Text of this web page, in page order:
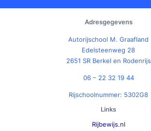
Adresgegevens
Autorijschool M. Graafland
Edelsteenweg 28
2651 SR Berkel en Rodenrijs
06 – 22 32 19 44
Rijschoolnummer: 5302G8
Links
Rijbewijs.nl